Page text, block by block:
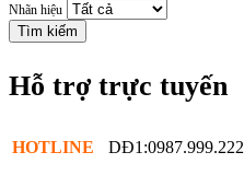
Nhãn hiệu
Hỗ trợ trực tuyến
HOTLINE DĐ1:0987.999.222